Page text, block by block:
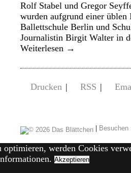
Rolf Stabel und Gregor
wurden aufgrund einer
Ballettschule Berlin und
Journalistin Birgit Walter in
Weiterlesen →
Drucken | RSS |
|
werden Cookies
Akzeptieren